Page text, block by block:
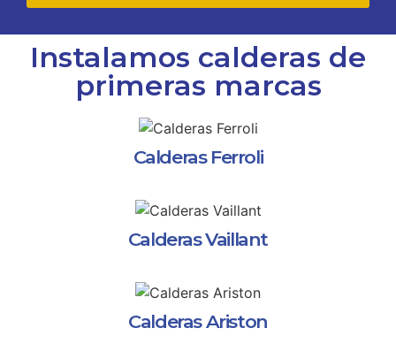
Instalamos calderas de
primeras marcas
Calderas Ferroli
Calderas Vaillant
Calderas Ariston